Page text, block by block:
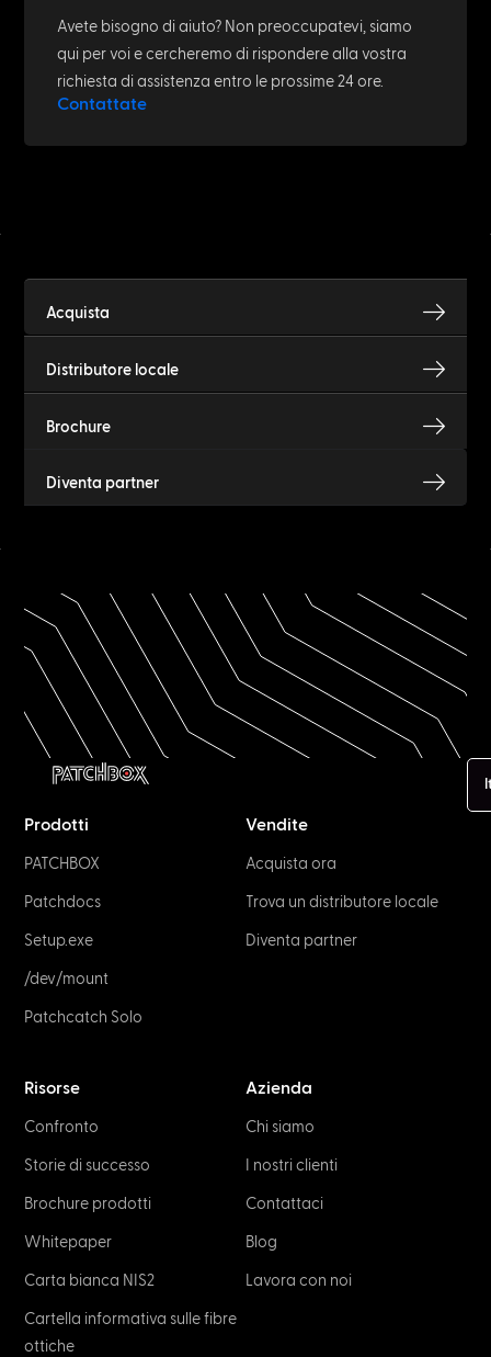
Avete bisogno di aiuto? Non preoccupatevi, siamo
qui per voi e cercheremo di rispondere alla vostra
richiesta di assistenza entro le prossime 24 ore.
Contattate
Acquista
Distributore locale
Brochure
Diventa partner
Prodotti
PATCHBOX
Patchdocs
Setup.exe
/dev/mount
Patchcatch Solo
Vendite
Acquista ora
Trova un distributore locale
Diventa partner
Risorse
Confronto
Storie di successo
Brochure prodotti
Whitepaper
Carta bianca NIS2
Cartella informativa sulle fibre
ottiche
Azienda
Chi siamo
I nostri clienti
Contattaci
Blog
Lavora con noi